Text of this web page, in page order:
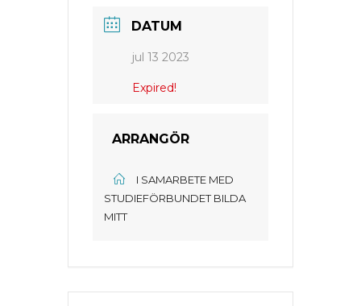
DATUM
jul 13 2023
Expired!
ARRANGÖR
I SAMARBETE MED
STUDIEFÖRBUNDET BILDA
MITT